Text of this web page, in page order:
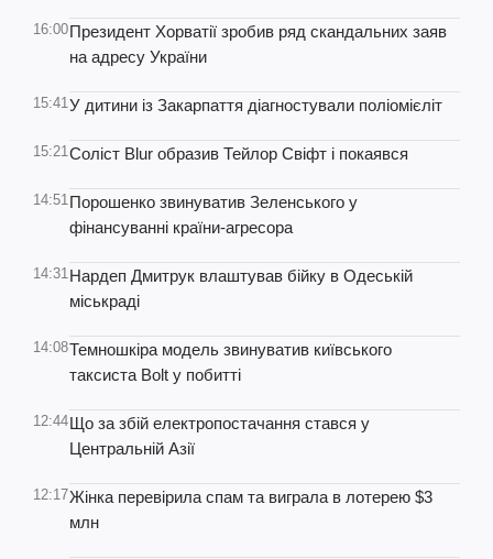
16:00Президент Хорватії зробив ряд скандальних заяв
на адресу України
15:41У дитини із Закарпаття діагностували поліомієліт
15:21Соліст Blur образив Тейлор Свіфт і покаявся
14:51Порошенко звинуватив Зеленського у
фінансуванні країни-агресора
14:31Нардеп Дмитрук влаштував бійку в Одеській
міськраді
14:08Темношкіра модель звинуватив київського
таксиста Bolt у побитті
12:44Що за збій електропостачання стався у
Центральній Азії
12:17Жінка перевірила спам та виграла в лотерею $3
млн